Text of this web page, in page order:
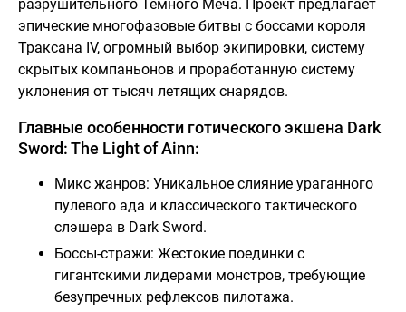
разрушительного Темного Меча. Проект предлагает
эпические многофазовые битвы с боссами короля
Траксана IV, огромный выбор экипировки, систему
скрытых компаньонов и проработанную систему
уклонения от тысяч летящих снарядов.
Главные особенности готического экшена Dark
Sword: The Light of Ainn:
Микс жанров: Уникальное слияние ураганного
пулевого ада и классического тактического
слэшера в Dark Sword.
Боссы-стражи: Жестокие поединки с
гигантскими лидерами монстров, требующие
безупречных рефлексов пилотажа.